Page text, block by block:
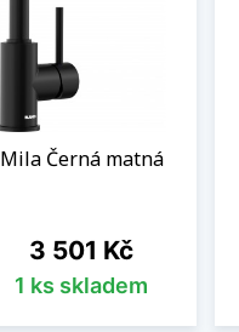
Mila Černá matná
Cena
3 501 Kč
1 ks skladem